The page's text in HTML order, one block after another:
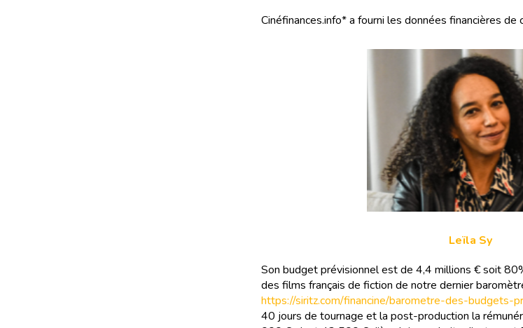
Cinéfinances.info* a fourni les données financières de
Leïla Sy
Son budget prévisionnel est de 4,4 millions € soit
des films français de fiction de notre dernier
https://siritz.com/financine/barometre-des-budgets-
40 jours de tournage et la post-production la